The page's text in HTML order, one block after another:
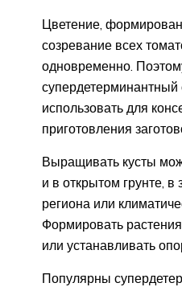
Цветение,
созревание всех
одновременно.
использовать для
приготовления
Выращивать кусты
и в открытом грунте, в
региона или
Формировать
или устанавливать
Популярны